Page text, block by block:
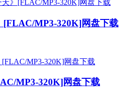
[FLAC/MP3-320K]网盘下载
MP3-320K]网盘下载